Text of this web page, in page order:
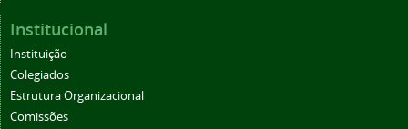
Institucional
Instituição
Colegiados
Estrutura Organizacional
Comissões